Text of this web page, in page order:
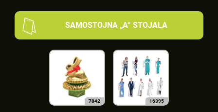
SAMOSTOJNA „A“ STOJALA
7842 16395